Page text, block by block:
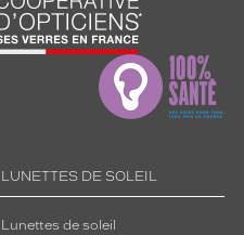
LUNETTES DE SOLEIL
Lunettes de soleil